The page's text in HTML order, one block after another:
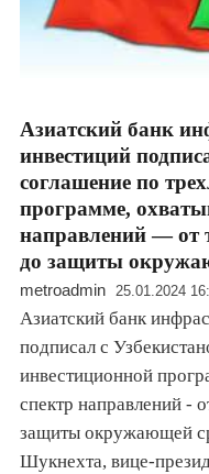
Азиатский банк
инвестиций
соглашение по
программе,
направлений — от
до защиты
metroadmin 25.01.2024
Азиатский банк
подписал с
инвестиционной
спектр направлений -
защиты окружающей
Шукнехта, вице-